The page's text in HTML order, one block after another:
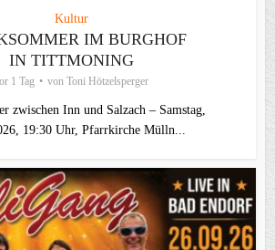
Kultur
IM BURGHOF
IN TITTMONING
1 Tag von Toni Hötzelsperger
zwischen Inn und Salzach – Samstag,
19:30 Uhr, Pfarrkirche Mülln...